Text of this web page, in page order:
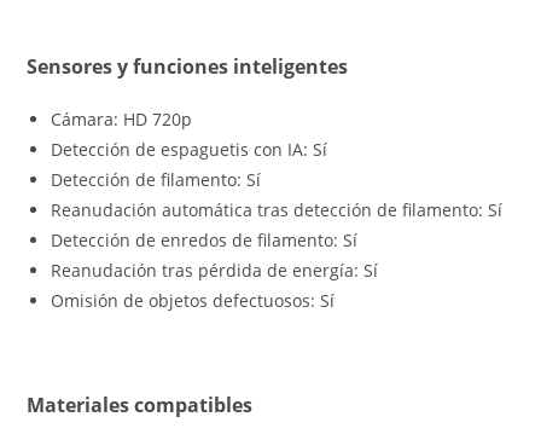
Sensores y funciones inteligentes
Cámara: HD 720p
Detección de espaguetis con IA: Sí
Detección de filamento: Sí
Reanudación automática tras detección de filamento: Sí
Detección de enredos de filamento: Sí
Reanudación tras pérdida de energía: Sí
Omisión de objetos defectuosos: Sí
Materiales compatibles